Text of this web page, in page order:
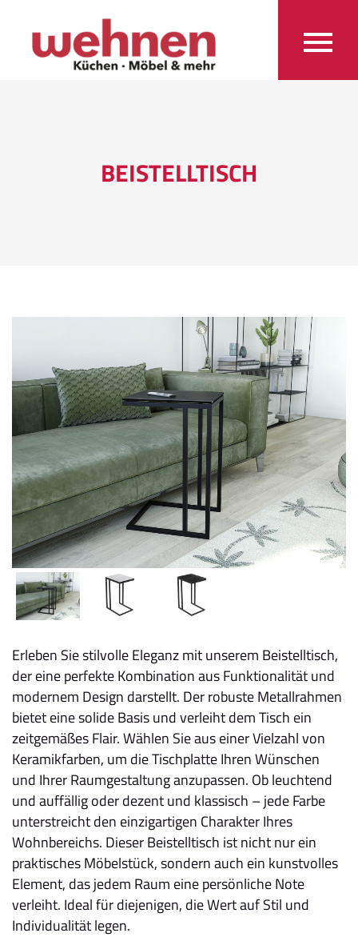
BEISTELLTISCH
Erleben Sie stilvolle Eleganz mit unserem Beistelltisch,
der eine perfekte Kombination aus Funktionalität und
modernem Design darstellt. Der robuste Metallrahmen
bietet eine solide Basis und verleiht dem Tisch ein
zeitgemäßes Flair. Wählen Sie aus einer Vielzahl von
Keramikfarben, um die Tischplatte Ihren Wünschen
und Ihrer Raumgestaltung anzupassen. Ob leuchtend
und auffällig oder dezent und klassisch – jede Farbe
unterstreicht den einzigartigen Charakter Ihres
Wohnbereichs. Dieser Beistelltisch ist nicht nur ein
praktisches Möbelstück, sondern auch ein kunstvolles
Element, das jedem Raum eine persönliche Note
verleiht. Ideal für diejenigen, die Wert auf Stil und
Individualität legen.